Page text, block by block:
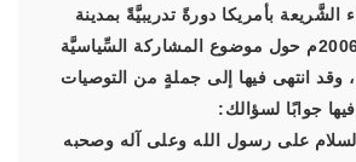
بأمريكا دورةً تدريبيَّةً بمدينة
سكرمنوا في إبريل 2006م حول موضوع المشاركة السِّياسيَّة
وقد انتهى فيها إلى جملةٍ من التوصيات
جوابًا لسؤالك:
على رسول الله وعلى آله وصحبه